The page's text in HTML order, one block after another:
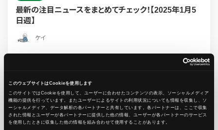
このウェブサイトはCookieを使用します
このサイトではCookieを使用して、ユーザーに合わせたコンテンツの表示、ソーシャルメディア
機能の提供を行っています。またユーザーによるサイトの利用状況についても情報を収集し、ソ
ーシャルメディア、データ解析の各パートナーと共有しています。各パートナーは、ここで収集
された情報とユーザーが各パートナーに提供した他の情報、ユーザーが各パートナーのサービス
を使用したときに収集した他の情報を組み合わせて使用​​することがあります。
最新の注目ニュースをまとめてチェック！【2025年1月5
日週】
ケイ